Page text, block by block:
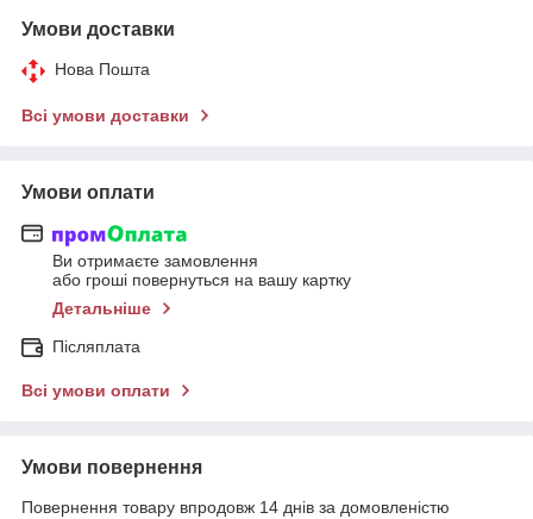
Умови доставки
Нова Пошта
Всі умови доставки
Умови оплати
Ви отримаєте замовлення
або гроші повернуться на вашу картку
Детальніше
Післяплата
Всі умови оплати
Умови повернення
Повернення товару впродовж 14 днів за домовленістю